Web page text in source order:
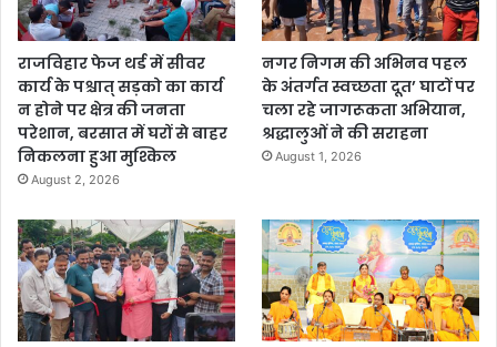
राजविहार फेज थर्ड में सीवर
कार्य के पश्चात् सड़को का कार्य
न होने पर क्षेत्र की जनता
परेशान, बरसात में घरों से बाहर
निकलना हुआ मुश्किल
August 2, 2026
नगर निगम की अभिनव पहल
के अंतर्गत स्वच्छता दूत’ घाटों पर
चला रहे जागरूकता अभियान,
श्रद्धालुओं ने की सराहना
August 1, 2026